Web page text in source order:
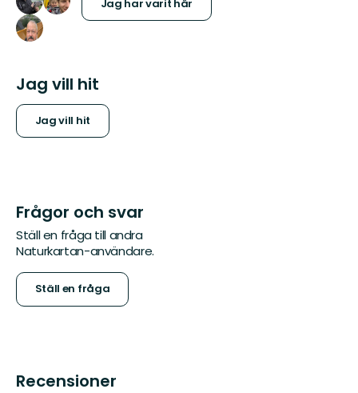
Jag har varit här
Jag vill hit
Jag vill hit
Frågor och svar
Ställ en fråga till andra
Naturkartan-användare.
Ställ en fråga
Recensioner